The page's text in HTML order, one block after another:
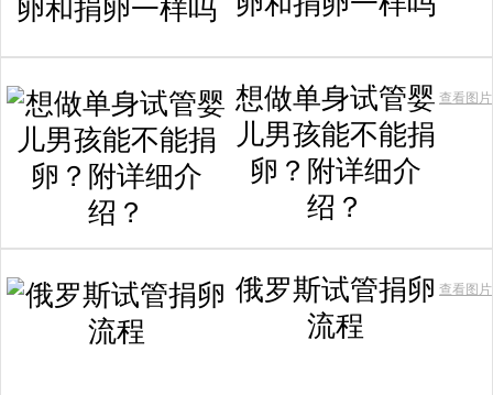
想做单身试管婴
儿男孩能不能捐
卵？附详细介
绍？
查看图片
俄罗斯试管捐卵
流程
查看图片